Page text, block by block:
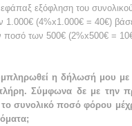
εξόφληση του
1.000€ (4%x1.000€ = 40€)
ποσό των 500€ (2%x500€ =
η δήλωσή μου με
πλήρη. Σύμφωνα δε με την
συνολικό ποσό φόρου